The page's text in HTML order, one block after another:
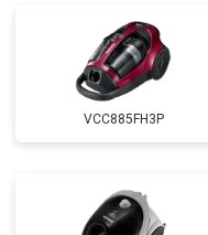
VCC885FH3P